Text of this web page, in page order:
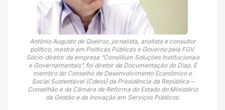
Antônio Augusto de Queiroz, jornalista, analista e consultor
político, mestre em Políticas Públicas e Governo pela FGV.
Sócio-diretor da empresa “Consillium Soluções Institucionais
e Governamentais”, foi diretor de Documentação do Diap. É
membro do Conselho de Desenvolvimento Econômico e
Social Sustentável (Cdess) da Presidência da República –
Conselhão e da Câmara de Reforma do Estado do Ministério
da Gestão e da Inovação em Serviços Públicos.